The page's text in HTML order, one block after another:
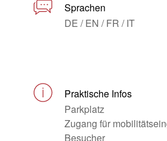
Sprachen
DE / EN / FR / IT
Praktische Infos
Parkplatz
Zugang für
Besucher